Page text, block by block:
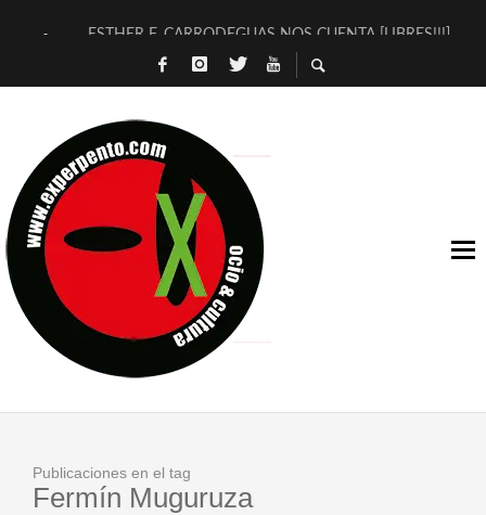
ESTHER F. CARRODEGUAS NOS CUENTA [LIBRES!!!]
[TERRA DE GUAPES] DE SANDRA MONFORT
TIMBRE 4, LA ESCUELA DEL DIRECTOR TEATRAL CLAUDIO
30 AÑOS (NO ES NADA) DE LA KATARSIS DEL TOMATAZO
MILITARES JUDÍAS EN #EXVITA
D’BALDOMEROS REINVENTAN [BITÁCORA 3.0] EN EXVITA
MARSHALL FLASH PRESENTA EN EXVITA [RELATIVA
JOFRE BARDAGÍ EN EXVITA INTERPRETANDO A SERRAT
Publicaciones en el tag
Fermín Muguruza